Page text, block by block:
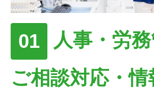
人事・労
ご相談対応・情